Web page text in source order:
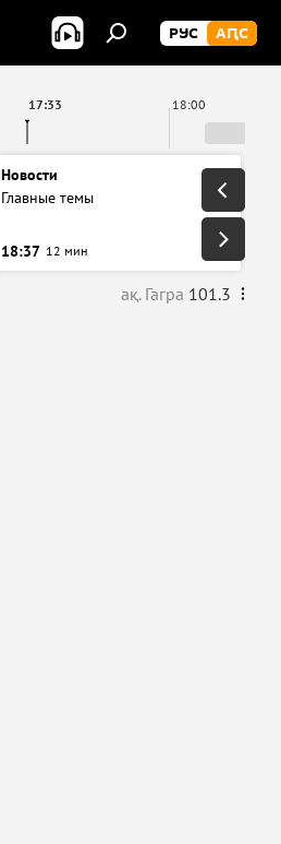
РУС АԤС
18:00
17:33
Новости
Главные темы
18:37 12 мин
ақ. Гагра 101.3